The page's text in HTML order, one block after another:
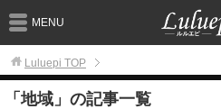
MENU
Luluepi TOP
「地域」の記事一覧